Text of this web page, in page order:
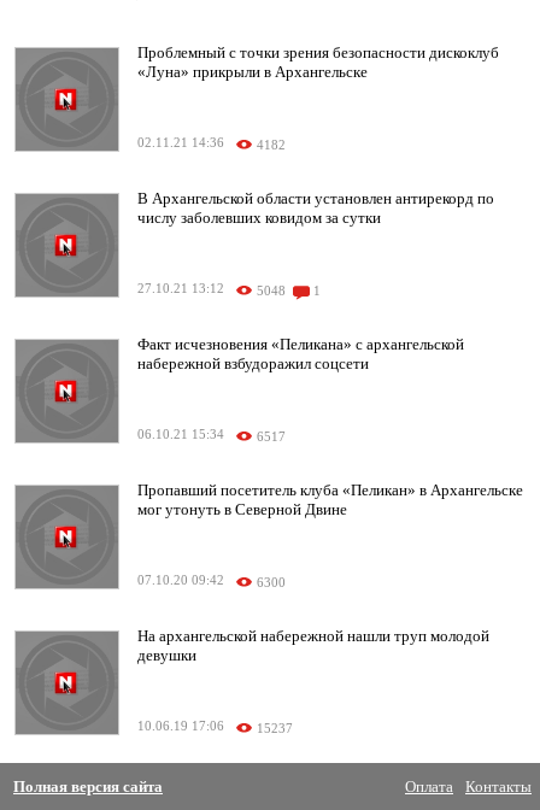
Проблемный с точки зрения безопасности дискоклуб
«Луна» прикрыли в Архангельске
02.11.21 14:36 4182
В Архангельской области установлен антирекорд по
числу заболевших ковидом за сутки
27.10.21 13:12 5048 1
Факт исчезновения «Пеликана» с архангельской
набережной взбудоражил соцсети
06.10.21 15:34 6517
Пропавший посетитель клуба «Пеликан» в Архангельске
мог утонуть в Северной Двине
07.10.20 09:42 6300
На архангельской набережной нашли труп молодой
девушки
10.06.19 17:06 15237
Полная версия сайта Оплата Контакты